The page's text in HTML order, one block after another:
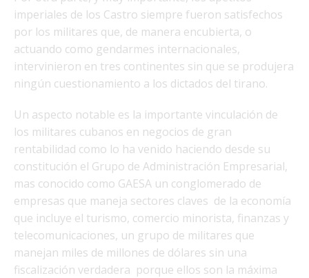
imperiales de los Castro siempre fueron satisfechos
por los militares que, de manera encubierta, o
actuando como gendarmes internacionales,
intervinieron en tres continentes sin que se produjera
ningún cuestionamiento a los dictados del tirano.
Un aspecto notable es la importante vinculación de
los militares cubanos en negocios de gran
rentabilidad como lo ha venido haciendo desde su
constitución el Grupo de Administración Empresarial,
mas conocido como GAESA un conglomerado de
empresas que maneja sectores claves de la economía
que incluye el turismo, comercio minorista, finanzas y
telecomunicaciones, un grupo de militares que
manejan miles de millones de dólares sin una
fiscalización verdadera porque ellos son la máxima